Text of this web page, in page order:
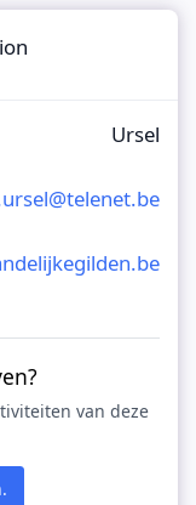
Ursel
van deze